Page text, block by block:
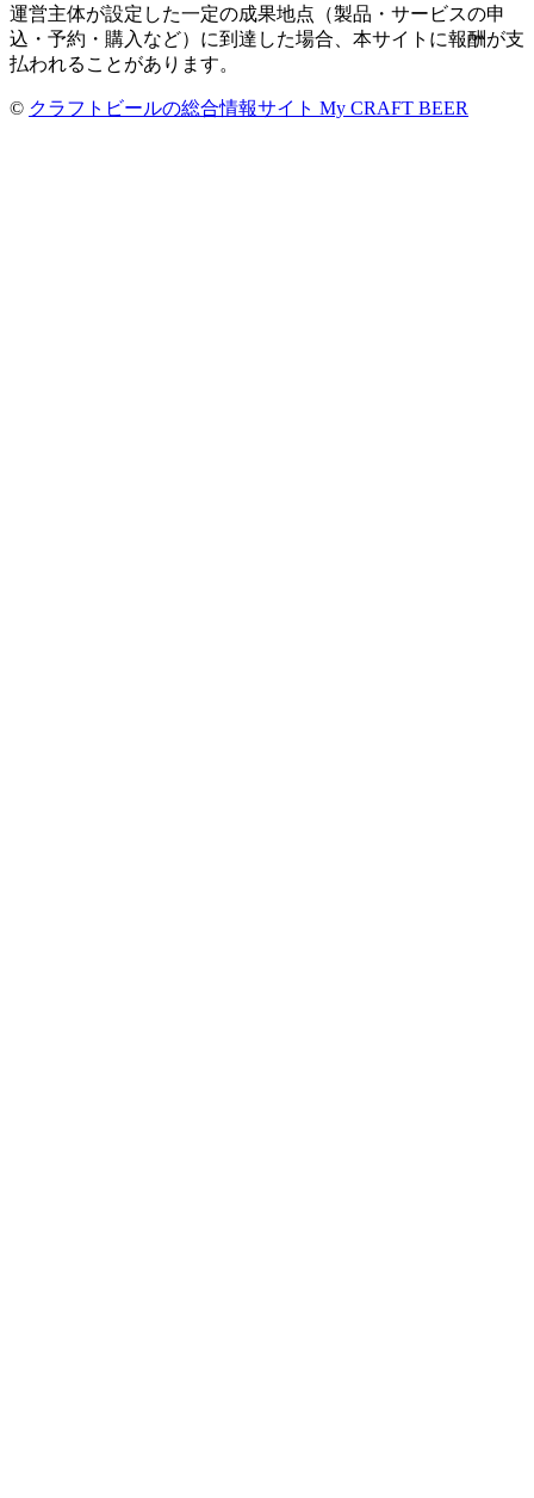
運営主体が設定した一定の成果地点（製品・サービスの申
込・予約・購入など）に到達した場合、本サイトに報酬が支
払われることがあります。
© クラフトビールの総合情報サイト My CRAFT BEER